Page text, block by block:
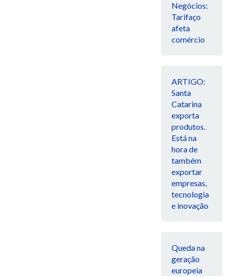
Negócios:
Tarifaço
afeta
comércio
ARTIGO:
Santa
Catarina
exporta
produtos.
Está na
hora de
também
exportar
empresas,
tecnologia
e inovação
Queda na
geração
europeia